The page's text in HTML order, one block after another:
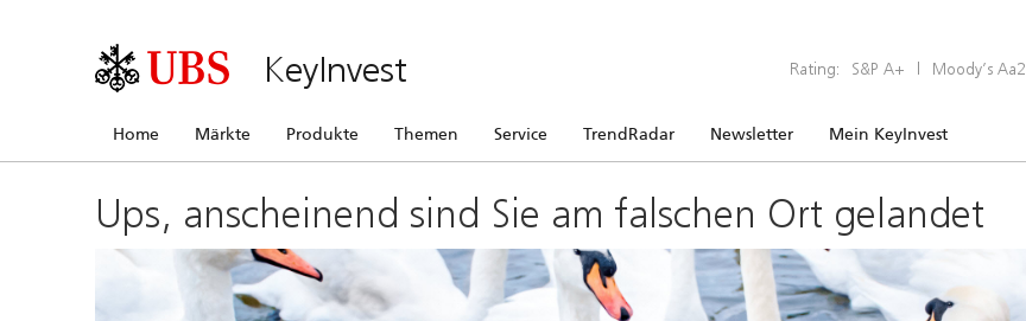
KeyInvest Rating: S&P A+ | Moody’s Aa2
Home Märkte Produkte Themen Service TrendRadar Newsletter Mein KeyInvest
Ups, anscheinend sind Sie am falschen Ort gelandet